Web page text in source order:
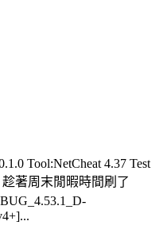
Tool:NetCheat 4.37 Test
著周末閒暇時間刷了